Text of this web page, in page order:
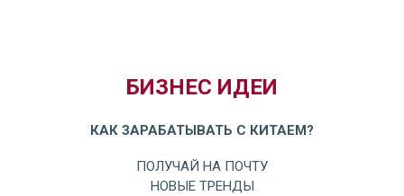
БИЗНЕС ИДЕИ
КАК ЗАРАБАТЫВАТЬ С КИТАЕМ?
ПОЛУЧАЙ НА ПОЧТУ
НОВЫЕ ТРЕНДЫ